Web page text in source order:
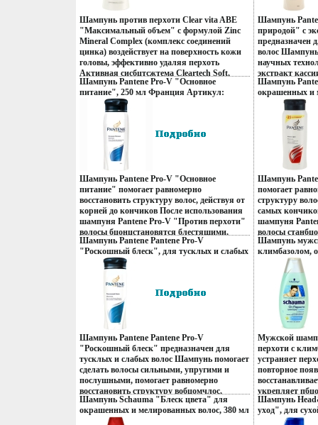
домашних условиях Характеристики:
Объем: 250 мл Производитель: Австралия
Артикул: 7166 Товар сертифицирован.
Производитель: Россия Артикул:8559520
Товар сертифицирован.
Шампунь против перхоти Clear vita ABE
"Максимальный объем" с формулой Zinc
Mineral Complex (комплекс соединений
цинка) воздействует на поверхность кожи
головы, эффективно удаляя перхоть
Активная сисбцтсжтема Cleartech Soft,
обогащенная витаминами, ухаживает и
питает кожу головы и волосы изнутри С
шампунем Clear vita ABE Ваши волосы и
кожа головы будут здоровыми и сильными
без перхоти Шампунь подходит для
ежедневного применения Протестировано
дерматологами Характвержнеристики:
Объем: 400 мл Производитель: Россия
Артикул:8559517 Товар сертифицирован.
Шампунь Pantene Pro-V "Основное
питание", 250 мл Франция Артикул:
99275035 Товар сертифицирован инфо
13820q.
Шампунь Pantene Pro-V "Основное
питание" помогает равномерно
восстановить структуру волос, действуя от
корней до кончиков После использования
шампуня Pantene Pro-V "Против перхоти"
волосы бцонцстановятся блестящими,
упругими, более послушными, мягкими,
выглядят густыми, количество секущихся
кончиков заметно сокращается
Характеристики: Объем: 250 мл
Производитель: Франция Артикул:
99275035 Товар сертифицирован.
Шампунь Pantene Pantene Pro-V
"Роскошный блеск", для тусклых и слабых
волос, 400 мл Франция Артикул: 98956592
Товар сертифицирован инфо 13830q.
Шампунь Pantene Pantene Pro-V
"Роскошный блеск" предназначен для
тусклых и слабых волос Шампунь помогает
сделать волосы сильными, упругими и
послушными, помогает равномерно
восстановить структуру вобцомчлос,
действуя от корней до кончиков Шампунь
делает волосы до двух раз более
блестящими Характеристики: Объем: 400
Шампунь Schauma "Блеск цвета" для
окрашенных и мелированных волос, 380 мл
Россия Артикул: 1162286/01 Товар
Товар
Шампунь
природой" с
предназначен
волос Шампунь
научных
экстракт
Азии, для
силы Ваших
кассии
корней до
сильными и
Объем: 360
Артикул:
Шампунь
окрашенных и
Франция
Шампунь
помогает
структуру
самых
шампуня
волосы
упругими,
выглядят
кончиков
Шампунь
защитить и
99444058
Шампунь
климбазолом,
Артикул:
Мужской
перхоти с
устраняет
повторное
укрепляет
самых
Шампунь
уход", для
Франция